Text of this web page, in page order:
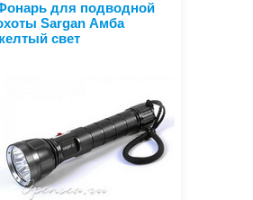
для подводной
Sargan Амба
свет